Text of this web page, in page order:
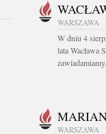
WARSZAWA
W dniu 4
lata Wacława
WARSZAWA